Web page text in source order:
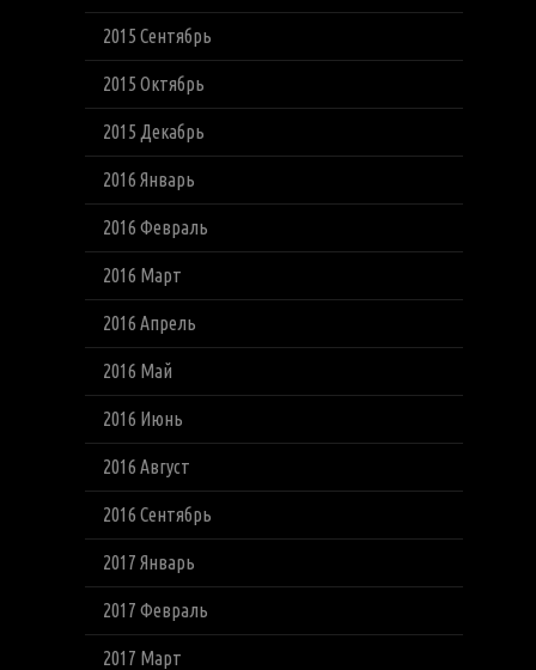
2015 Сентябрь
2015 Октябрь
2015 Декабрь
2016 Январь
2016 Февраль
2016 Март
2016 Апрель
2016 Май
2016 Июнь
2016 Август
2016 Сентябрь
2017 Январь
2017 Февраль
2017 Март